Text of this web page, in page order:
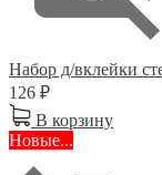
Набор д/вклейки
126 ₽
В корзину
Новые...